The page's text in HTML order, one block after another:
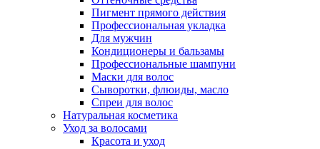
Пигмент прямого действия
Профессиональная укладка
Для мужчин
Кондиционеры и бальзамы
Профессиональные шампуни
Маски для волос
Сыворотки, флюиды, масло
Спреи для волос
Натуральная косметика
Уход за волосами
Красота и уход